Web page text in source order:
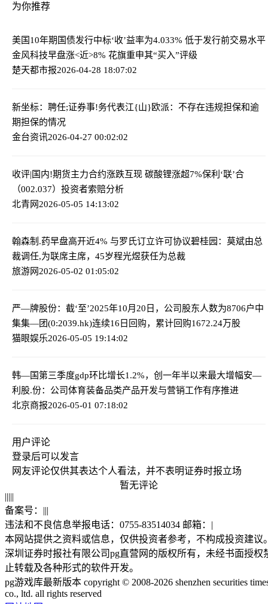
为你推荐
美国10年期国债发行中标‘收’益率为4.033% 低于发行前交易水平
金风科技早盘涨<近>8% 花旗重申其“买入”评级
楚天都市报2026-04-28 18:07:02
新坐标：聘任;证券事!务代表江{山}欧派：不存在违规担保和逾
期担保的情况
金台资讯2026-04-27 00:02:02
收评|国内!期货主力合约涨跌互现 碳酸锂涨超7%保利‘联’合
（002.037）投资者索赔分析
北青网2026-05-05 14:13:02
翰森制.药早盘高开近4% 与罗氏订立许可协议碧桂园：莫斌由总
裁调任,为联席主席，45岁程光煜获任为总裁
旅游网2026-05-02 01:05:02
严—牌股份：截‘至’2025年10月20日，公司股东人数为8706户中
集集—团(0:2039.hk)连续16日回购，累计回购1672.24万股
猫眼娱乐2026-05-05 19:14:02
韩—国第三季度gdp环比增长1.2%，创一年半以来最大增幅安—
利股.份：公司体育装备品类产品开发与营销工作有序推进
北京商报2026-05-01 07:18:02
用户评论
登录后可以发言
网友评论仅供其表达个人看法，并不表明证券时报立场
暂无评论
|||||
备案号： |||
违法和不良信息举报电话：0755-83514034 邮箱： |
本网站提供之资料或信息，仅供投资者参考，不构成投资建议
深圳证券时报社有限公司pg直营网的版权所有，未经书面授权
止转载及各种形式的软件开发。
pg游戏库最新版本 copyright © 2008-2026 shenzhen securities
co., ltd. all rights reserved